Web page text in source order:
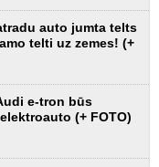
auto jumta telts
telti uz zemes! (+
e-tron būs
(+ FOTO)